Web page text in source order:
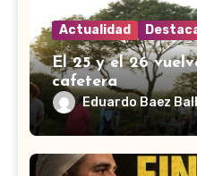
Actualidad
El 25 y el 26
cafetera
Eduardo Baez